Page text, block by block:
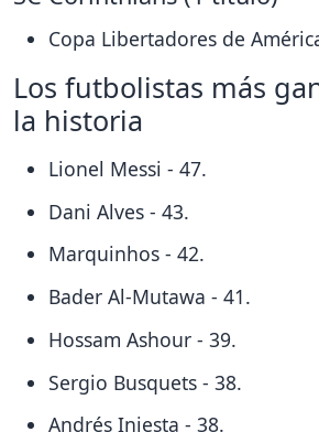
Copa Libertadores de
Los futbolistas más
la historia
Lionel Messi - 47.
Dani Alves - 43.
Marquinhos - 42.
Bader Al-Mutawa - 41.
Hossam Ashour - 39.
Sergio Busquets - 38.
Andrés Iniesta - 38.